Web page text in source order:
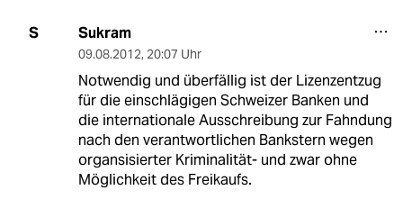
S Sukram
09.08.2012, 20:07 Uhr
Notwendig und überfällig ist der Lizenzentzug
für die einschlägigen Schweizer Banken und
die internationale Ausschreibung zur Fahndung
nach den verantwortlichen Bankstern wegen
organsisierter Kriminalität- und zwar ohne
Möglichkeit des Freikaufs.